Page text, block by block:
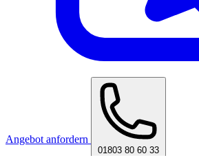
Angebot anfordern
01803 80 60 33